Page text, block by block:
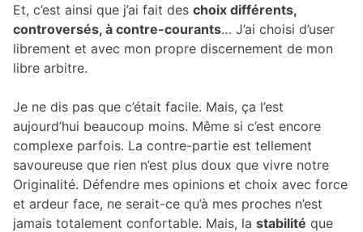
Et, c’est ainsi que j’ai fait des choix différents,
controversés, à contre-courants… J’ai choisi d’user
librement et avec mon propre discernement de mon
libre arbitre.
Je ne dis pas que c’était facile. Mais, ça l’est
aujourd’hui beaucoup moins. Même si c’est encore
complexe parfois. La contre-partie est tellement
savoureuse que rien n’est plus doux que vivre notre
Originalité. Défendre mes opinions et choix avec force
et ardeur face, ne serait-ce qu’à mes proches n’est
jamais totalement confortable. Mais, la stabilité que